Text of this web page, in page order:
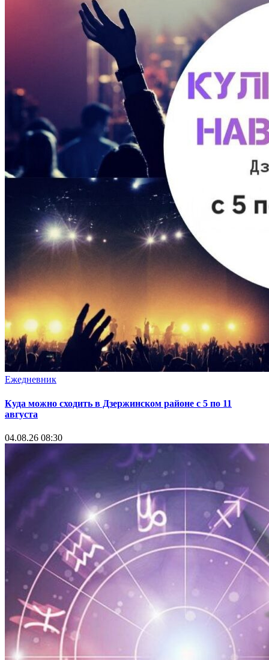
Ежедневник
Куда можно сходить в Дзержинском районе с 5 по 11
августа
04.08.26 08:30